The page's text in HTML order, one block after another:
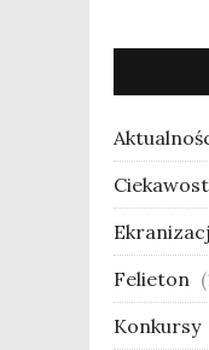
Felieton
Konkursy